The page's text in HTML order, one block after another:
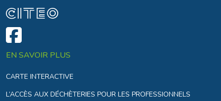
EN SAVOIR PLUS
CARTE INTERACTIVE
L’ACCÈS AUX DÉCHÈTERIES POUR LES PROFESSIONNELS